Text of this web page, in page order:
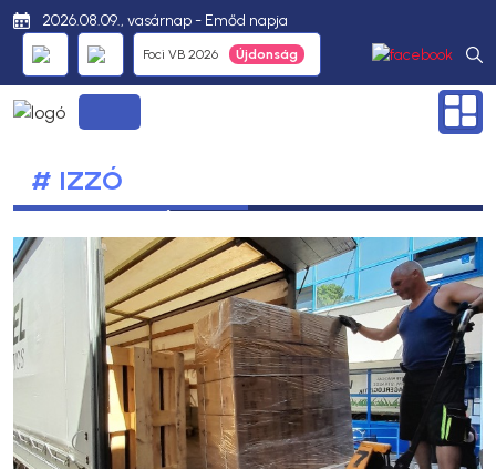
2026.08.09., vasárnap - Emőd napja
Foci VB 2026
# IZZÓ